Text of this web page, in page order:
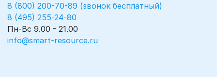
8 (800) 200-70-89 (звонок бесплатный)
8 (495) 255-24-80
Пн-Вс 9.00 - 21.00
info@smart-resource.ru